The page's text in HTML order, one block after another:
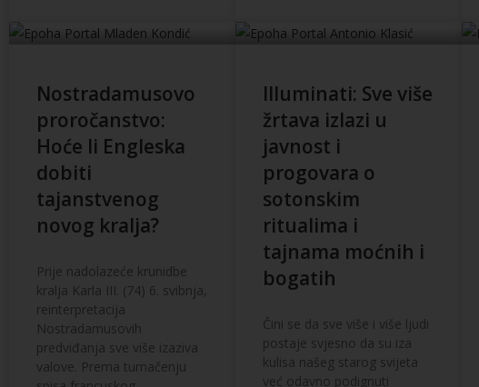
Nostradamusovo
proročanstvo:
Hoće li Engleska
dobiti
tajanstvenog
novog kralja?
Prije nadolazeće krunidbe
kralja Karla III. (74) 6. svibnja,
reinterpretacija
Nostradamusovih
predviđanja sve više izaziva
valove. Prema tumačenju
Illuminati: Sve više
žrtava izlazi u
javnost i
progovara o
sotonskim
ritualima i
tajnama moćnih i
bogatih
Čini se da sve više i više ljudi
postaje svjesno da su iza
kulisa našeg starog svijeta
već odavno podignuti